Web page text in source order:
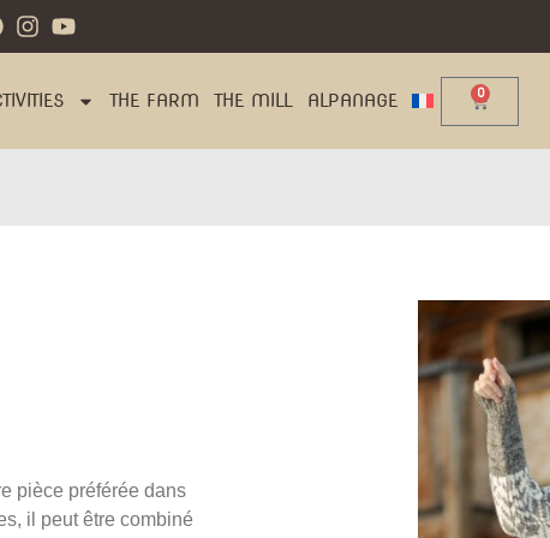
THE FARM THE MILL ALPANAGE 0
pièce préférée dans
il peut être combiné